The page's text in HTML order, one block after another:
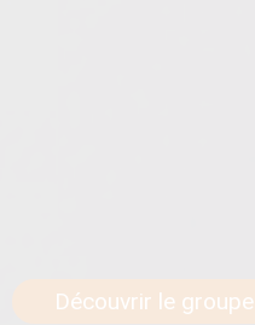
Découvrir le groupe